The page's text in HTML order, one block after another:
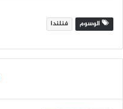
الوسوم فنلندا